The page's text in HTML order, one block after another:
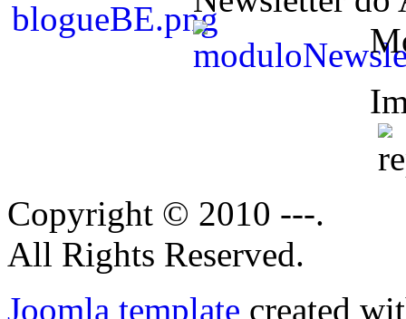
Copyright © 2010 ---.
All Rights Reserved.
Joomla template created